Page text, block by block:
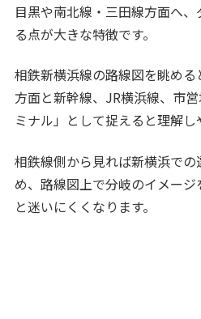
目黒や南北線・三田線方面へ
る点が大きな特徴です。
相鉄新横浜線の路線図を眺め
方面と新幹線、JR横浜線、市
ミナル」として捉えると理解し
相鉄線側から見れば新横浜で
め、路線図上で分岐のイメー
と迷いにくくなります。